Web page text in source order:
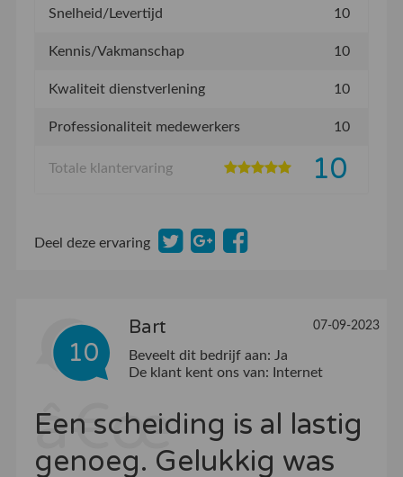
Snelheid/Levertijd 10
Kennis/Vakmanschap 10
Kwaliteit dienstverlening 10
Professionaliteit medewerkers 10
Totale klantervaring 10
Deel deze ervaring
10
Bart 07-09-2023
Beveelt dit bedrijf aan: Ja
De klant kent ons van:
Internet
Een scheiding is al lastig
genoeg. Gelukkig was